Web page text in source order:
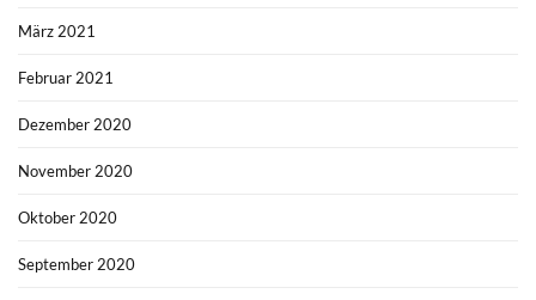
März 2021
Februar 2021
Dezember 2020
November 2020
Oktober 2020
September 2020